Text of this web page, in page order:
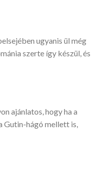
ugyanis ül még
szerte így készül, és
ajánlatos, hogy ha a
Gutin-hágó mellett is,